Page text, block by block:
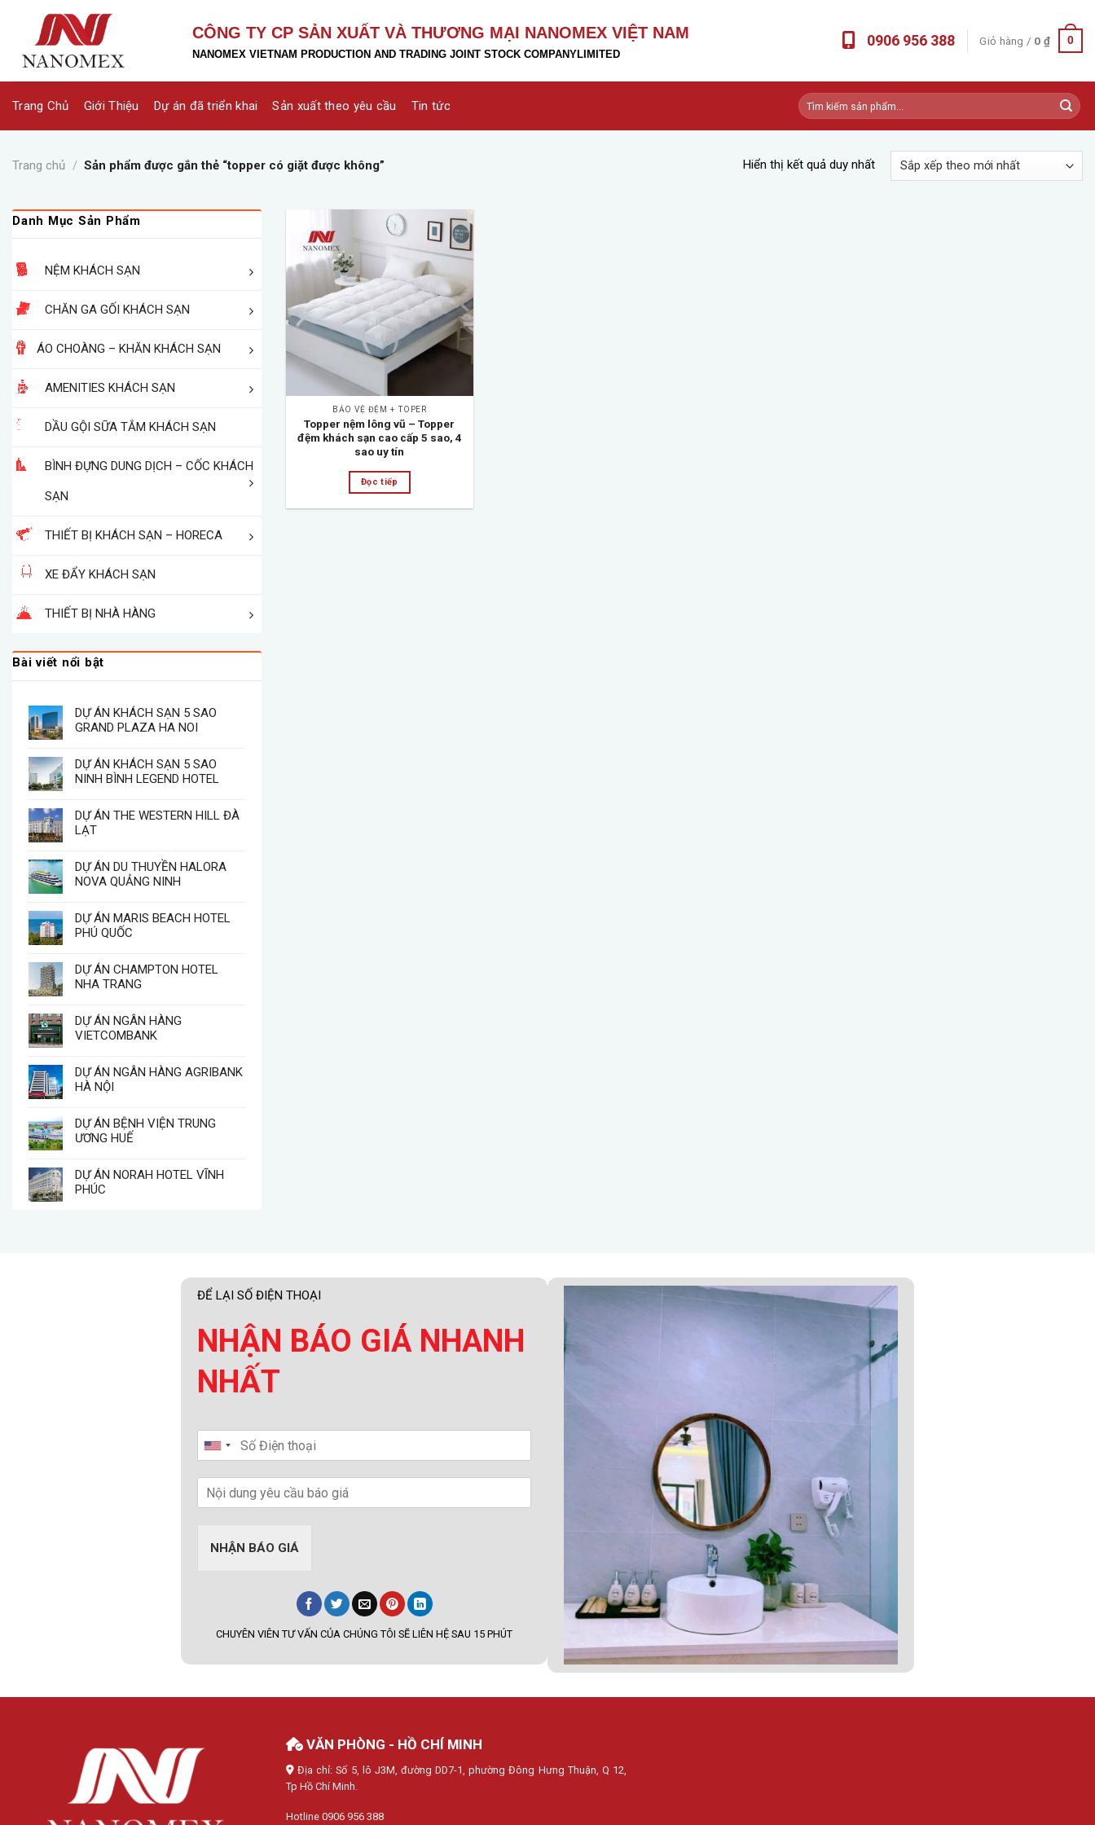
content
CÔNG TY CP SẢN XUẤT VÀ THƯƠNG MẠI NANOMEX VIỆT NAM
NANOMEX VIETNAM PRODUCTION AND TRADING JOINT STOCK COMPANYLIMITED
0906 956 388 Giỏ hàng / 0 ₫ 0
Trang Chủ Giới Thiệu Dự án đã triển khai Sản xuất theo yêu cầu Tin tức
Tìm
kiếm:
Trang chủ / Sản phẩm được gắn thẻ “topper có giặt được không” Hiển thị kết quả duy nhất
Danh Mục Sản Phẩm
NỆM KHÁCH SẠN
CHĂN GA GỐI KHÁCH SẠN
ÁO CHOÀNG – KHĂN KHÁCH SẠN
AMENITIES KHÁCH SẠN
DẦU GỘI SỮA TẮM KHÁCH SẠN
BÌNH ĐỰNG DUNG DỊCH – CỐC KHÁCH
SẠN
THIẾT BỊ KHÁCH SẠN – HORECA
XE ĐẨY KHÁCH SẠN
THIẾT BỊ NHÀ HÀNG
Bài viết nổi bật
DỰ ÁN KHÁCH SẠN 5 SAO
GRAND PLAZA HA NOI
DỰ ÁN KHÁCH SẠN 5 SAO
NINH BÌNH LEGEND HOTEL
DỰ ÁN THE WESTERN HILL ĐÀ
LẠT
DỰ ÁN DU THUYỀN HALORA
NOVA QUẢNG NINH
DỰ ÁN MARIS BEACH HOTEL
PHÚ QUỐC
DỰ ÁN CHAMPTON HOTEL
NHA TRANG
DỰ ÁN NGÂN HÀNG
VIETCOMBANK
DỰ ÁN NGÂN HÀNG AGRIBANK
HÀ NỘI
DỰ ÁN BỆNH VIỆN TRUNG
ƯƠNG HUẾ
DỰ ÁN NORAH HOTEL VĨNH
PHÚC
wishlist
BẢO VỆ ĐỆM + TOPER
Topper nệm lông vũ – Topper
đệm khách sạn cao cấp 5 sao, 4
sao uy tín
Đọc tiếp
ĐỂ LẠI SỐ ĐIỆN THOẠI
NHẬN BÁO GIÁ NHANH
NHẤT
NHẬN BÁO GIÁ
CHUYÊN VIÊN TƯ VẤN CỦA CHÚNG TÔI SẼ LIÊN HỆ SAU 15 PHÚT
VĂN PHÒNG - HỒ CHÍ MINH
Địa chỉ: Số 5, lô J3M, đường DD7-1, phường Đông Hưng Thuận, Q 12,
Tp Hồ Chí Minh.
Hotline 0906 956 388